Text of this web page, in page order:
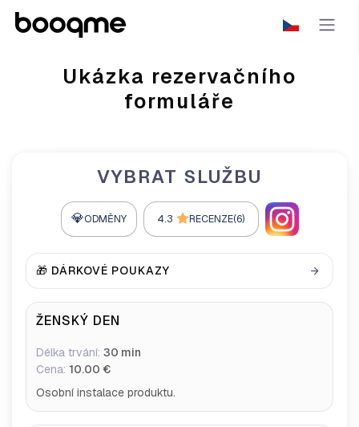
Ukázka rezervačního
formuláře
VYBRAT SLUŽBU
💎ODMĚNY 4.3 RECENZE(6)
🎁 DÁRKOVÉ POUKAZY
ŽENSKÝ DEN
Délka trvání: 30 min
Cena: 10.00 €
Osobní instalace produktu.